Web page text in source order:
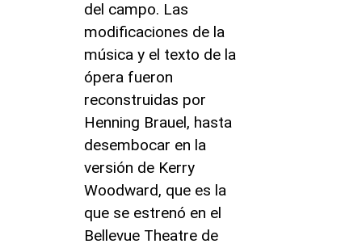
del campo. Las
modificaciones de la
música y el texto de la
ópera fueron
reconstruidas por
Henning Brauel, hasta
desembocar en la
versión de Kerry
Woodward, que es la
que se estrenó en el
Bellevue Theatre de